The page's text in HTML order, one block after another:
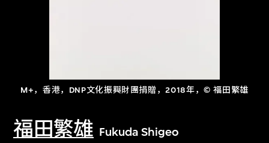
M+，香港，DNP文化振興財團捐贈，2018年，© 福田繁雄
福田繁雄 Fukuda Shigeo